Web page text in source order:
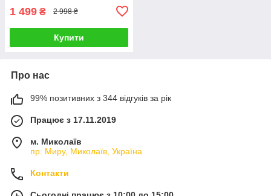
1 499 ₴ 2 998 ₴
Купити
Про нас
99% позитивних з 344 відгуків за рік
Працює з 17.11.2019
м. Миколаїв
пр. Миру, Миколаїв, Україна
Контакти